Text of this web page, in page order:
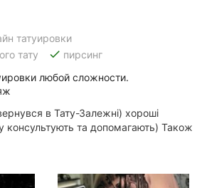
татуировки
тату done пирсинг
любой сложности.
в Тату-Залежні) хороші
консультують та допомагають) Також